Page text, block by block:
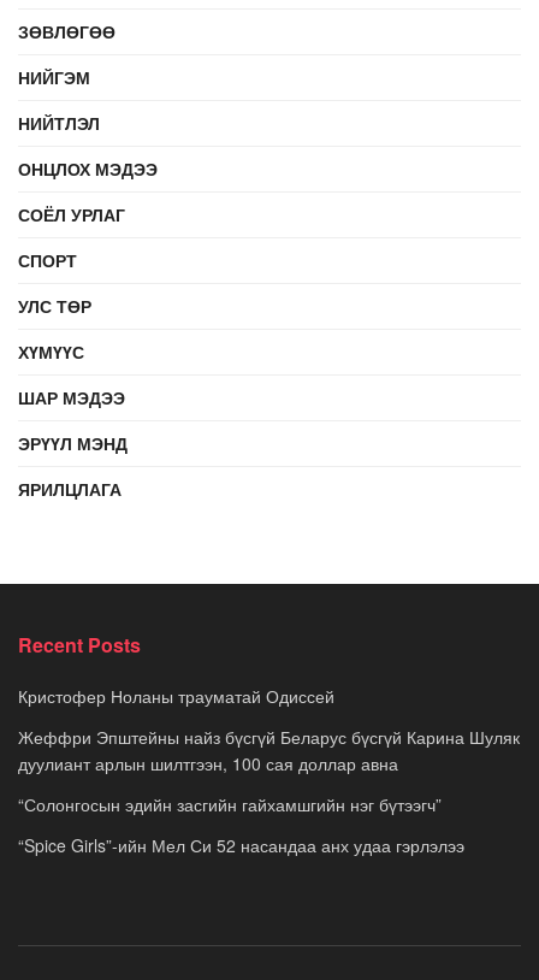
ЗӨВЛӨГӨӨ
НИЙГЭМ
НИЙТЛЭЛ
ОНЦЛОХ МЭДЭЭ
СОЁЛ УРЛАГ
СПОРТ
УЛС ТӨР
ХҮМҮҮС
ШАР МЭДЭЭ
ЭРҮҮЛ МЭНД
ЯРИЛЦЛАГА
Recent Posts
Кристофер Ноланы трауматай Одиссей
Жеффри Эпштейны найз бүсгүй Беларус бүсгүй Карина Шуляк
дуулиант арлын шилтгээн, 100 сая доллар авна
“Солонгосын эдийн засгийн гайхамшгийн нэг бүтээгч”
“Spice Girls”-ийн Мел Си 52 насандаа анх удаа гэрлэлээ